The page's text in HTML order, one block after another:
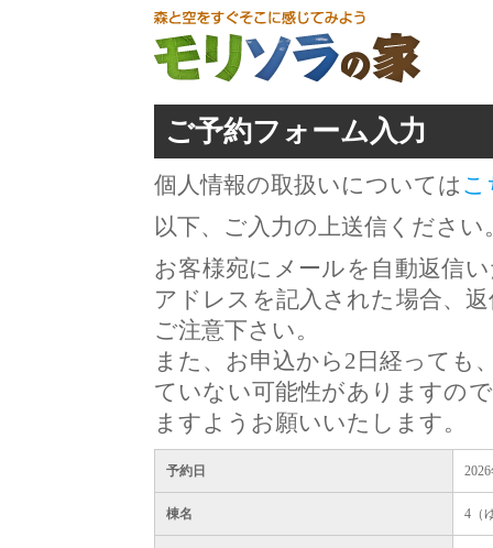
ご予約フォーム入力
個人情報の取扱いについては こ
以下、ご入力の上送信ください
お客様宛にメールを自動返信
アドレスを記入された場合、
ご注意下さい。
また、お申込から2日経っても
ていない可能性がありますの
ますようお願いいたします。
予約日
棟名 4（